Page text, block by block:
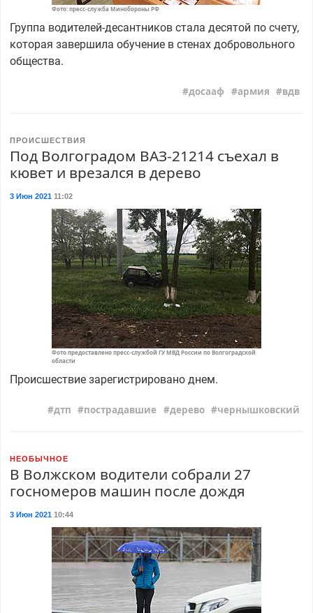
Фото: пресс-служба Минобороны РФ
Группа водителей-десантников стала десятой по счету,
которая завершила обучение в стенах добровольного
общества.
досааф армия вдв
ПРОИСШЕСТВИЯ
Под Волгоградом ВАЗ-21214 съехал в
кювет и врезался в дерево
3 Июн 202111:02
Фото предоставлено пресс-службой ГУ МВД России по Волгоградской
области
Происшествие зарегистрировано днем.
дтп пострадавшие дерево чернышковский
НЕОБЫЧНОЕ
В Волжском водители собрали 27
госномеров машин после дождя
3 Июн 202110:44